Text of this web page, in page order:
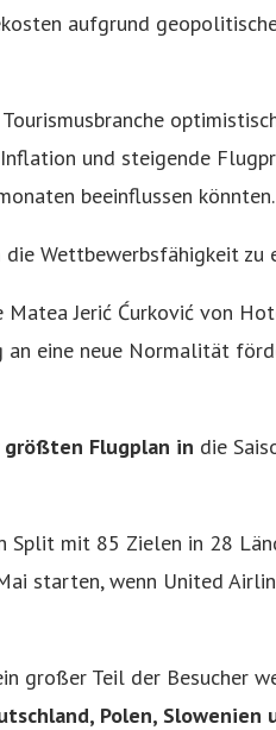
aufgrund
und steigende
beeinflussen könnten.
Wettbewerbsfähigkeit zu
Jerić Ćurković von
eine neue Normalität
größten Flugplan in die
mit 85 Zielen in 28
starten, wenn United
großer Teil der Besucher
Polen, Slowenien